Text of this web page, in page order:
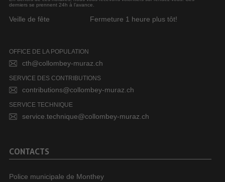
derniers se prennent 24h à l’avance.
Veille de fête Fermeture 1 heure plus tôt!
OFFICE DE LA POPULATION
cth@collombey-muraz.ch
SERVICE DES CONTRIBUTIONS
contributions@collombey-muraz.ch
SERVICE TECHNIQUE
service.technique@collombey-muraz.ch
CONTACTS
Police municipale de Monthey